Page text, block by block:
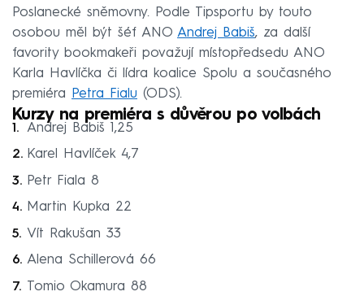
Poslanecké sněmovny. Podle Tipsportu by touto
osobou měl být šéf ANO Andrej Babiš, za další
favority bookmakeři považují místopředsedu ANO
Karla Havlíčka či lídra koalice Spolu a současného
premiéra
Petra Fialu (ODS).
Kurzy na premiéra s důvěrou po volbách
Andrej Babiš 1,25
Karel Havlíček 4,7
Petr Fiala 8
Martin Kupka 22
Vít Rakušan 33
Alena Schillerová 66
Tomio Okamura 88